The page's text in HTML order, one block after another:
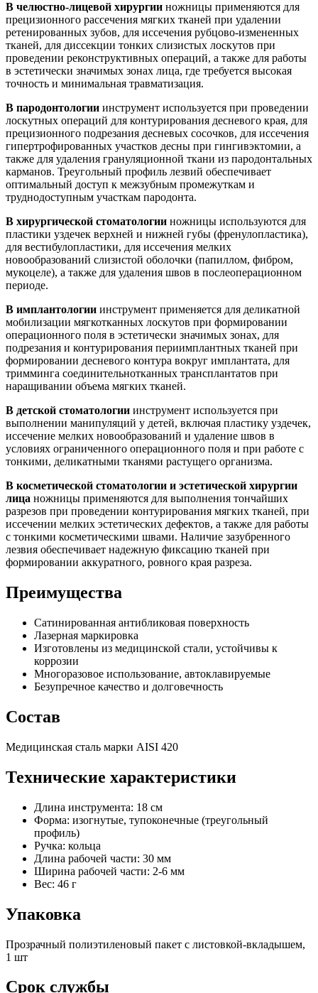
В челюстно-лицевой хирургии ножницы применяются для
прецизионного рассечения мягких тканей при удалении
ретенированных зубов, для иссечения рубцово-измененных
тканей, для диссекции тонких слизистых лоскутов при
проведении реконструктивных операций, а также для работы
в эстетически значимых зонах лица, где требуется высокая
точность и минимальная травматизация.
В пародонтологии инструмент используется при проведении
лоскутных операций для контурирования десневого края, для
прецизионного подрезания десневых сосочков, для иссечения
гипертрофированных участков десны при гингивэктомии, а
также для удаления грануляционной ткани из пародонтальных
карманов. Треугольный профиль лезвий обеспечивает
оптимальный доступ к межзубным промежуткам и
труднодоступным участкам пародонта.
В хирургической стоматологии ножницы используются для
пластики уздечек верхней и нижней губы (френулопластика),
для вестибулопластики, для иссечения мелких
новообразований слизистой оболочки (папиллом, фибром,
мукоцеле), а также для удаления швов в послеоперационном
периоде.
В имплантологии инструмент применяется для деликатной
мобилизации мягкотканных лоскутов при формировании
операционного поля в эстетически значимых зонах, для
подрезания и контурирования периимплантных тканей при
формировании десневого контура вокруг имплантата, для
тримминга соединительнотканных трансплантатов при
наращивании объема мягких тканей.
В детской стоматологии инструмент используется при
выполнении манипуляций у детей, включая пластику уздечек,
иссечение мелких новообразований и удаление швов в
условиях ограниченного операционного поля и при работе с
тонкими, деликатными тканями растущего организма.
В косметической стоматологии и эстетической хирургии
лица ножницы применяются для выполнения тончайших
разрезов при проведении контурирования мягких тканей, при
иссечении мелких эстетических дефектов, а также для работы
с тонкими косметическими швами. Наличие зазубренного
лезвия обеспечивает надежную фиксацию тканей при
формировании аккуратного, ровного края разреза.
Преимущества
Сатинированная антибликовая поверхность
Лазерная маркировка
Изготовлены из медицинской стали, устойчивы к
коррозии
Многоразовое использование, автоклавируемые
Безупречное качество и долговечность
Состав
Медицинская сталь марки AISI 420
Технические характеристики
Длина инструмента: 18 см
Форма: изогнутые, тупоконечные (треугольный
профиль)
Ручка: кольца
Длина рабочей части: 30 мм
Ширина рабочей части: 2-6 мм
Вес: 46 г
Упаковка
Прозрачный полиэтиленовый пакет с листовкой-вкладышем,
1 шт
Срок службы